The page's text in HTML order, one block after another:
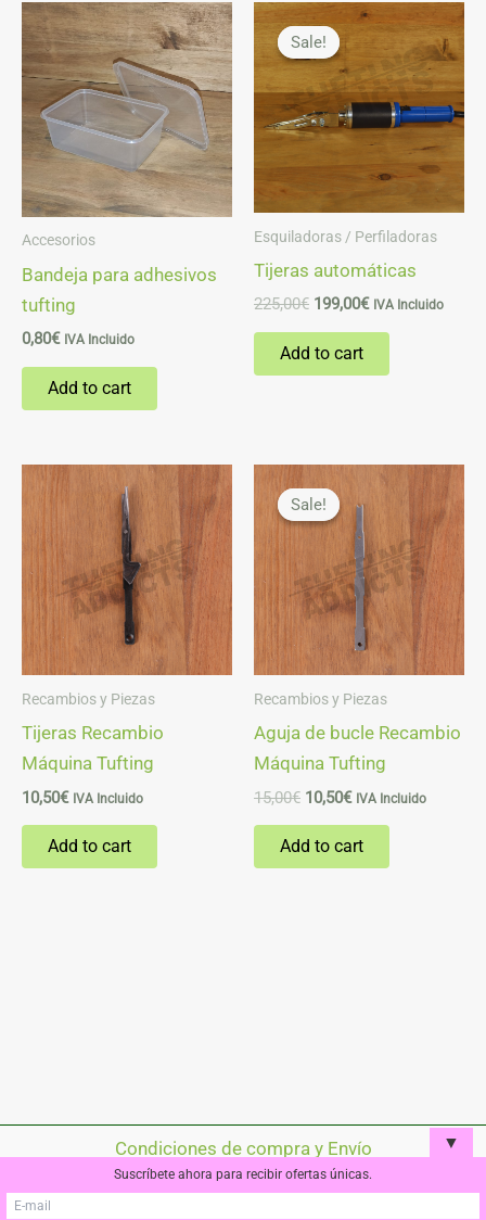
Accesorios
Bandeja para adhesivos
tufting
0,80€ IVA Incluido
Add to cart
Sale!
Sale!
Esquiladoras / Perfiladoras
Tijeras automáticas
225,00€
Original
price
was:
225,00€.
199,00€
Current
price
is:
199,00€.
IVA Incluido
Add to cart
Recambios y Piezas
Tijeras Recambio
Máquina Tufting
10,50€ IVA Incluido
Add to cart
Sale!
Sale!
Recambios y Piezas
Aguja de bucle Recambio
Máquina Tufting
15,00€
Original
price
was:
15,00€.
10,50€
Current
is:
10,50€.
IVA Incluido
Add to cart
Condiciones de compra y Envío
Política de cookies
▼
Suscríbete ahora para recibir ofertas únicas.